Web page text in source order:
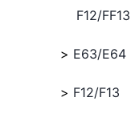
F12/FF13
E63/E64
F12/F13